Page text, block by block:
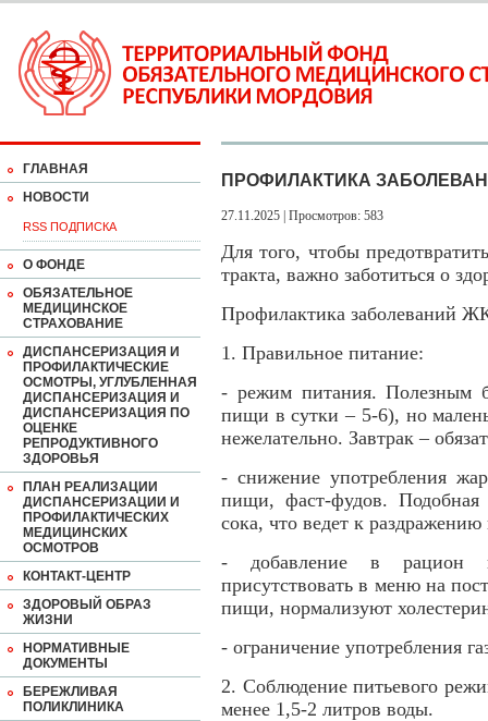
ГЛАВНАЯ
НОВОСТИ
RSS ПОДПИСКА
О ФОНДЕ
ОБЯЗАТЕЛЬНОЕ
МЕДИЦИНСКОЕ
СТРАХОВАНИЕ
ДИСПАНСЕРИЗАЦИЯ И
ПРОФИЛАКТИЧЕСКИЕ
ОСМОТРЫ, УГЛУБЛЕННАЯ
ДИСПАНСЕРИЗАЦИЯ И
ДИСПАНСЕРИЗАЦИЯ ПО
ОЦЕНКЕ
РЕПРОДУКТИВНОГО
ЗДОРОВЬЯ
ПЛАН РЕАЛИЗАЦИИ
ДИСПАНСЕРИЗАЦИИ И
ПРОФИЛАКТИЧЕСКИХ
МЕДИЦИНСКИХ
ОСМОТРОВ
КОНТАКТ-ЦЕНТР
ЗДОРОВЫЙ ОБРАЗ
ЖИЗНИ
НОРМАТИВНЫЕ
ДОКУМЕНТЫ
БЕРЕЖЛИВАЯ
ПОЛИКЛИНИКА
ПРОФИЛАКТИКА
27.11.2025 | Просмотров: 583
Для того, чтобы
тракта, важно заботиться о
Профилактика заболеваний
1. Правильное питание:
- режим питания. Полезным
пищи в сутки – 5-6), но
нежелательно. Завтрак –
- снижение употребления
пищи, фаст-фудов. Подобная
сока, что ведет к
- добавление в рацион
присутствовать в меню на
пищи, нормализуют
- ограничение употребления
2. Соблюдение питьевого
менее 1,5-2 литров воды.